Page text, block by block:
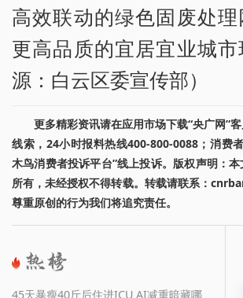
高效联动的绿色固废处
更高品质的宜居宜业城
源：白云区委宣传部）
更多精彩资讯请在应用市场下载“央广网”
线索，24小时报料热线400-800-0088；消费
木鸟消费者投诉平台”线上投诉。版权声明：
所有，未经授权不得转载。转载请联系：
尊重原创的行为我们将追究责任。
45天暴瘦40斤后住进ICU AI减重暗藏哪